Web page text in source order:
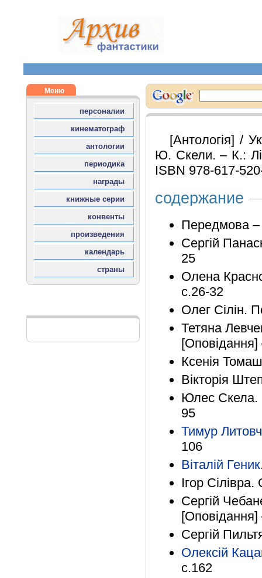
[Антологія] /
Ю. Скели. – К.:
ISBN 978-617-
содержание
Передмова –
Сергій
25
Олена
с.26-32
Олег Сілін.
Тетяна
[Оповідання]
Ксенія
Вікторія
Юлес Скела.
95
Тимур
106
Віталій Геник
Ігор
Сергій
Сергій
Олексій
с.162